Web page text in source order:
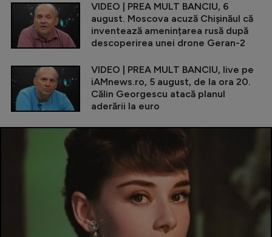
VIDEO | PREA MULT BANCIU, 6
august. Moscova acuză Chișinăul că
inventează amenințarea rusă după
descoperirea unei drone Geran-2
VIDEO | PREA MULT BANCIU, live pe
iAMnews.ro, 5 august, de la ora 20.
Călin Georgescu atacă planul
aderării la euro